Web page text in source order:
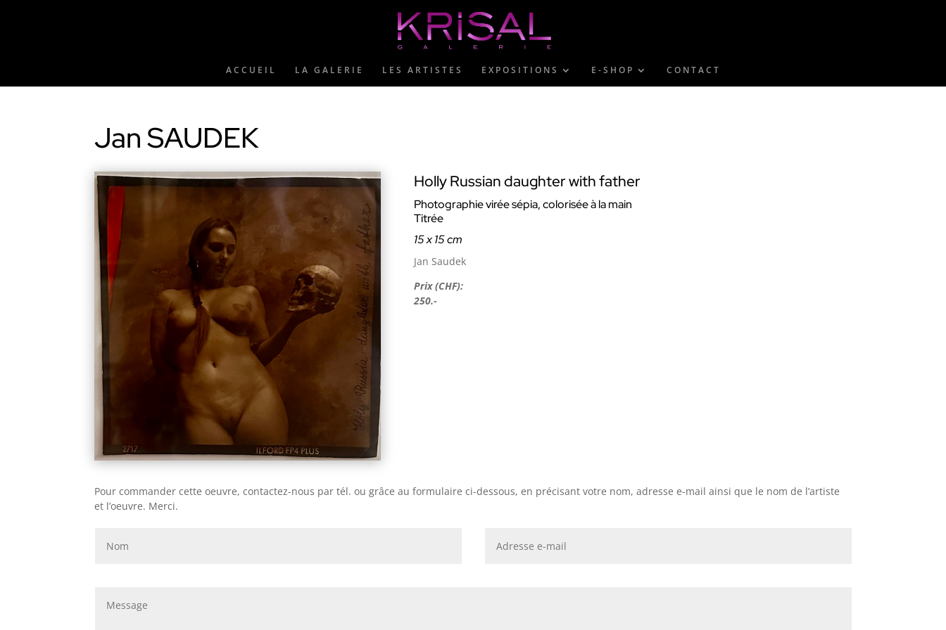
ACCUEIL LA GALERIE LES ARTISTES EXPOSITIONS E-SHOP CONTACT
Jan SAUDEK
Holly Russian daughter with father
Photographie virée sépia, colorisée à la main
Titrée
15 x 15 cm
Jan Saudek
Prix (CHF):
250.-
Pour commander cette oeuvre, contactez-nous par tél. ou grâce au formulaire ci-dessous, en précisant votre nom, adresse e-mail ainsi que le nom de l’artiste
et l’oeuvre. Merci.